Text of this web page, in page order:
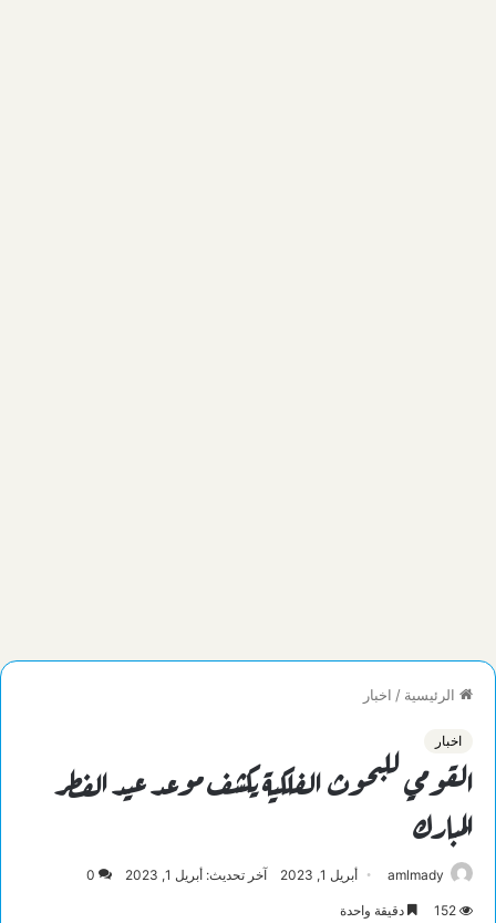
الرئيسية / اخبار
اخبار
القومي للبحوث الفلكية يكشف موعد عيد الفطر
المبارك
amlmady أبريل 1, 2023 آخر تحديث: أبريل 1, 2023 0
152 دقيقة واحدة